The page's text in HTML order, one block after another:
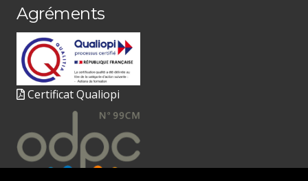
Agréments
Certificat Qualiopi